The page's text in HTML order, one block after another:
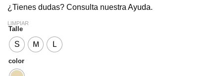
¿Tienes dudas? Consulta nuestra Ayuda.
Talle
S M L
color
LIMPIAR